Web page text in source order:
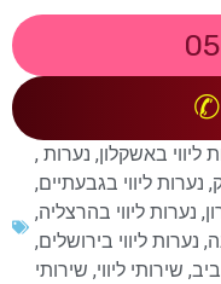
, ליווי באשקלון, נערות
, נערות ליווי בגבעתיים,
, נערות ליווי בהרצליה,
, נערות ליווי בירושלים,
, שירותי ליווי, שירותי